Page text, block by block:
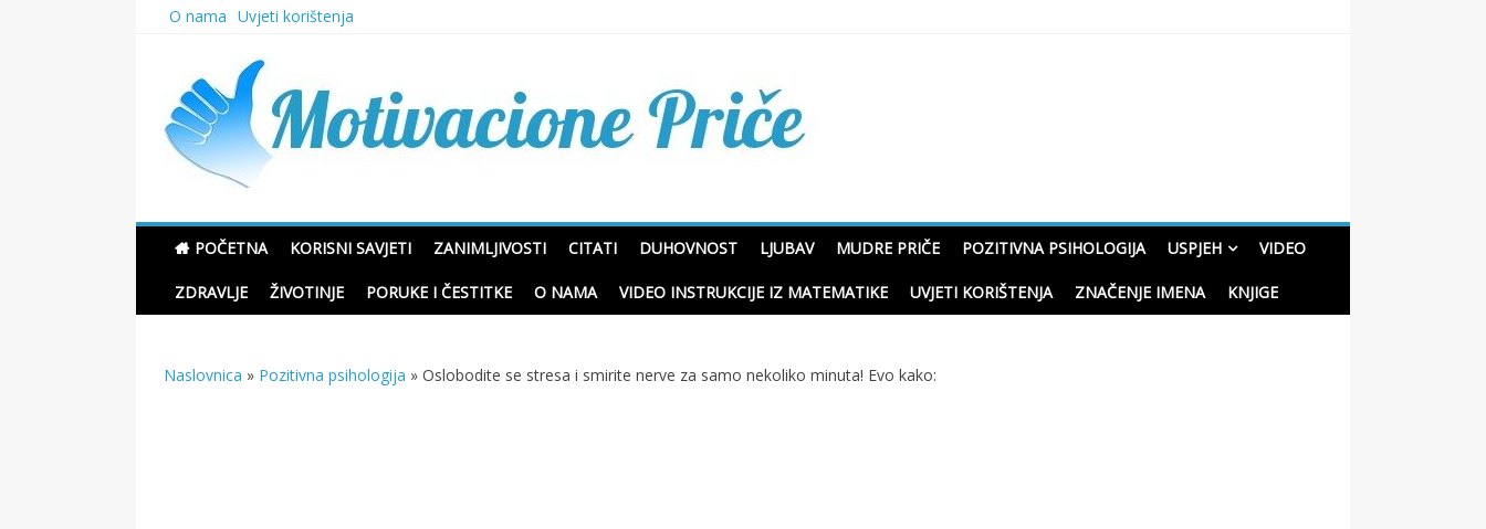
O nama Uvjeti korištenja
Motivacione Priče
POČETNA KORISNI SAVJETI ZANIMLJIVOSTI CITATI DUHOVNOST LJUBAV MUDRE PRIČE POZITIVNA PSIHOLOGIJA USPJEH VIDEO
ZDRAVLJE ŽIVOTINJE PORUKE I ČESTITKE O NAMA VIDEO INSTRUKCIJE IZ MATEMATIKE UVJETI KORIŠTENJA ZNAČENJE IMENA KNJIGE
Naslovnica » Pozitivna psihologija »Oslobodite se stresa i smirite nerve za samo nekoliko minuta! Evo kako: